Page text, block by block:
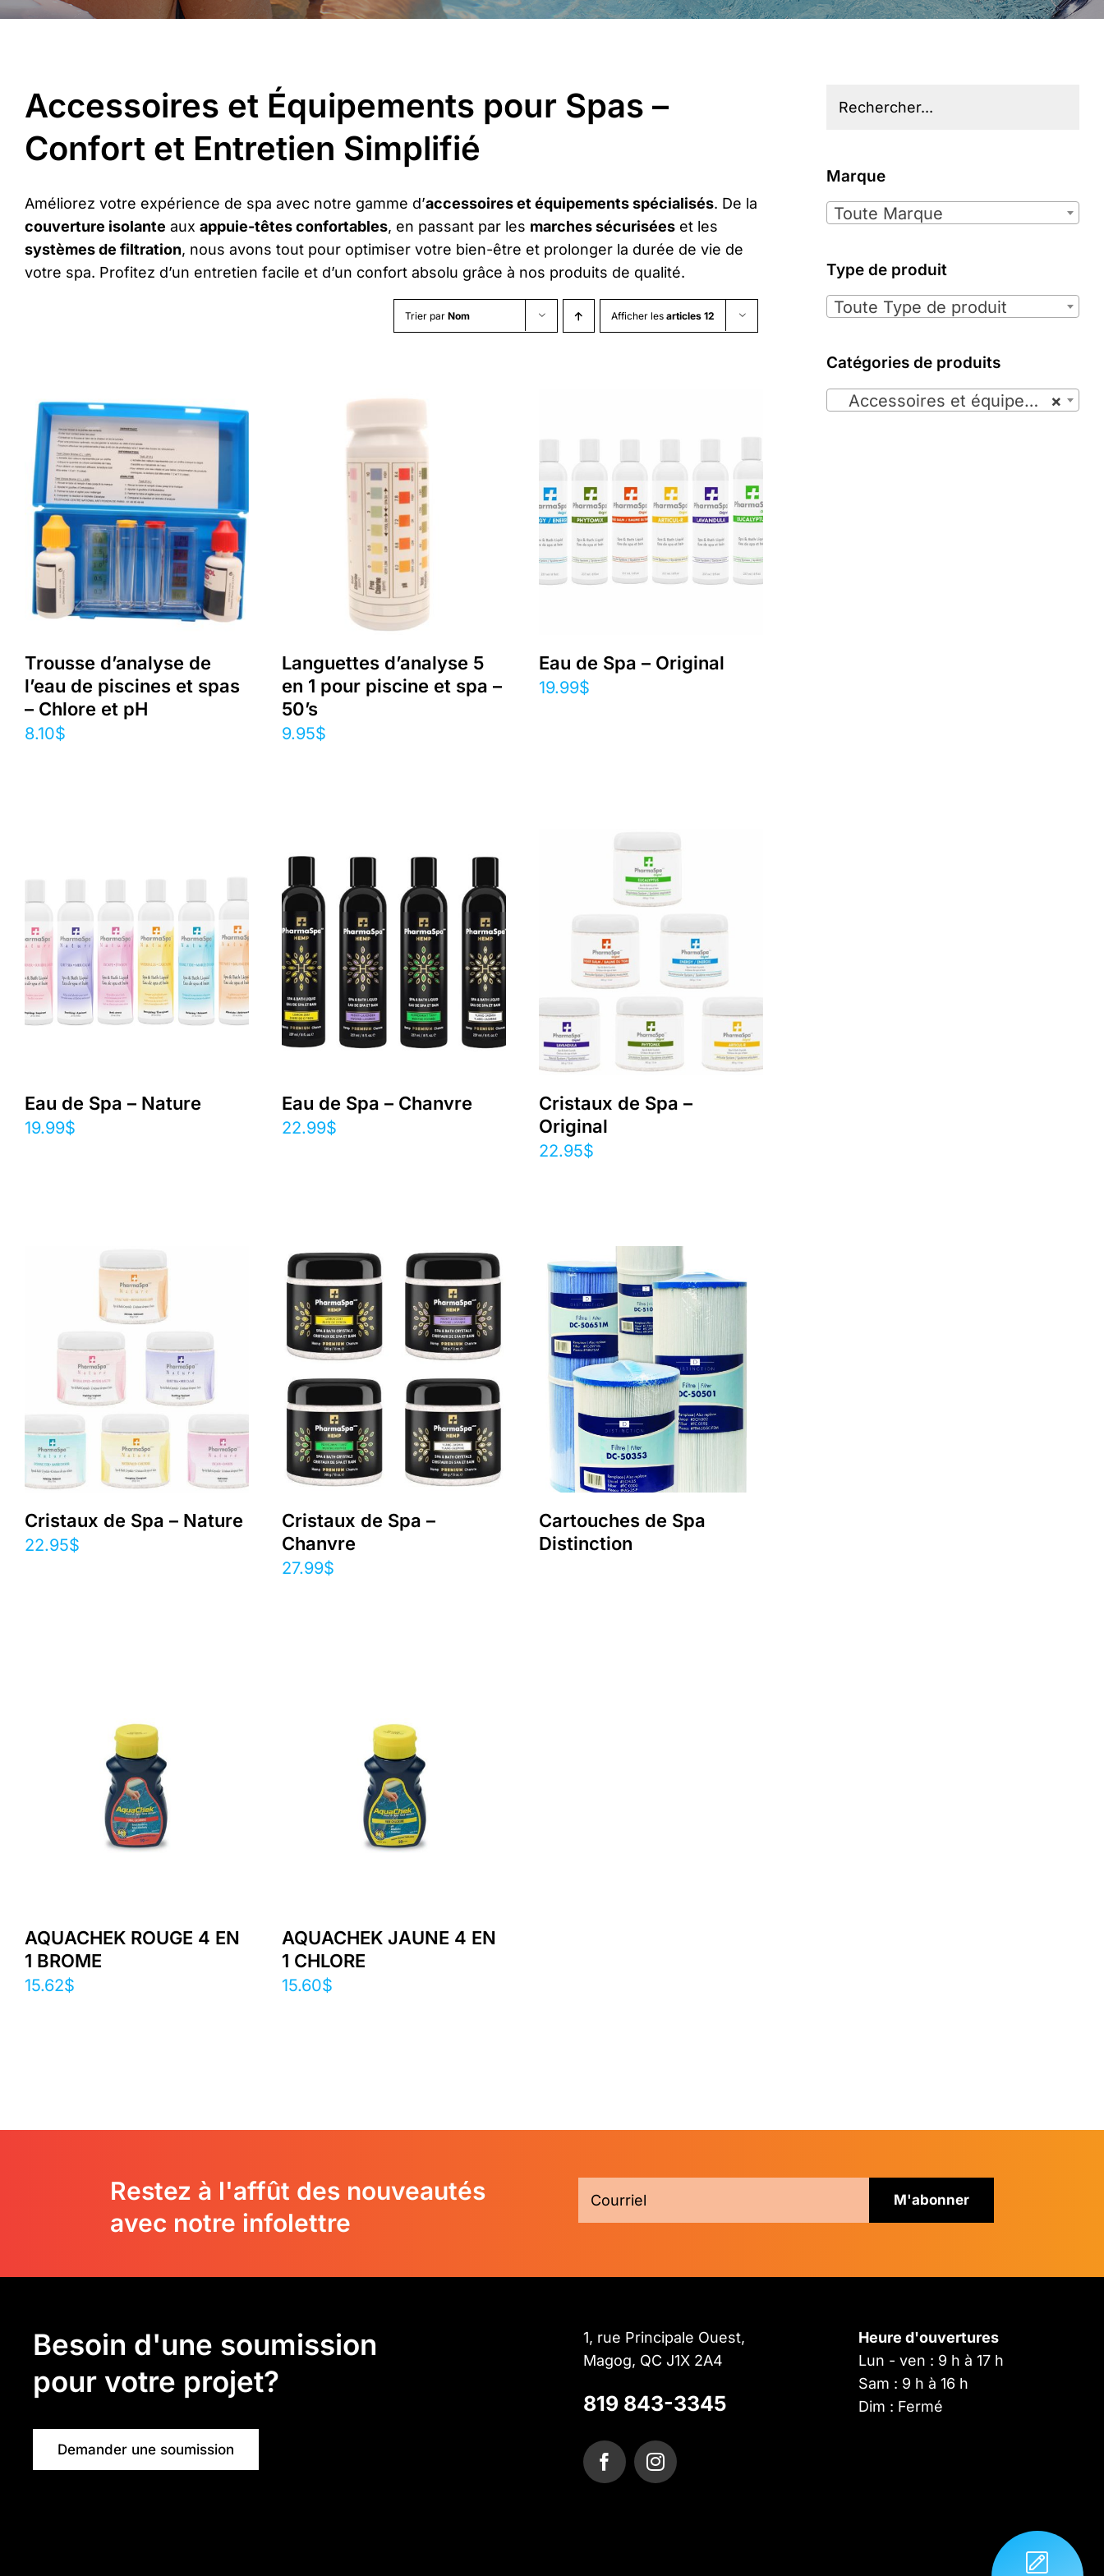
Accessoires et Équipements pour Spas –
Confort et Entretien Simplifié
Améliorez votre expérience de spa avec notre gamme d’accessoires et équipements spécialisés. De la
couverture isolante aux appuie-têtes confortables, en passant par les marches sécurisées et les
systèmes de filtration, nous avons tout pour optimiser votre bien-être et prolonger la durée de vie de
votre spa. Profitez d’un entretien facile et d’un confort absolu grâce à nos produits de qualité.
Trier par Nom Afficher les articles 12
Trousse d’analyse de
l’eau de piscines et spas
– Chlore et pH
8.10$
Languettes d’analyse 5
en 1 pour piscine et spa –
50’s
9.95$
Eau de Spa – Original
19.99$
Eau de Spa – Nature
19.99$
Eau de Spa – Chanvre
22.99$
Cristaux de Spa –
Original
22.95$
Cristaux de Spa – Nature
22.95$
Cristaux de Spa –
Chanvre
27.99$
Cartouches de Spa
Distinction
AQUACHEK ROUGE 4 EN
1 BROME
15.62$
AQUACHEK JAUNE 4 EN
1 CHLORE
15.60$
Marque
Toute Marque
Type de produit
Toute Type de produit
Catégories de produits
×
Accessoires et équipements de spas (11)
Restez à l'affût des nouveautés
avec notre infolettre
Besoin d'une soumission
pour votre projet?
Demander une soumission
1, rue Principale Ouest,
Magog, QC J1X 2A4
819 843-3345
Heure d'ouvertures
Lun - ven : 9 h à 17 h
Sam : 9 h à 16 h
Dim : Fermé